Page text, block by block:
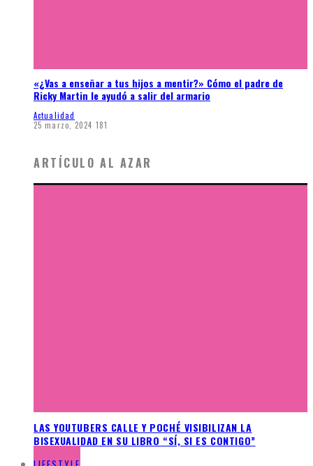
«¿Vas a enseñar a tus hijos a mentir?» Cómo el padre de
Ricky Martin le ayudó a salir del armario
Actualidad
25 marzo, 2024 181
ARTÍCULO AL AZAR
LAS YOUTUBERS CALLE Y POCHÉ VISIBILIZAN LA
BISEXUALIDAD EN SU LIBRO “SÍ, SI ES CONTIGO”